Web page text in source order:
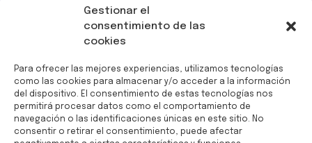
Gestionar el
consentimiento de las
cookies
Para ofrecer las mejores experiencias, utilizamos tecnologías
como las cookies para almacenar y/o acceder a la información
del dispositivo. El consentimiento de estas tecnologías nos
permitirá procesar datos como el comportamiento de
navegación o las identificaciones únicas en este sitio. No
consentir o retirar el consentimiento, puede afectar
+34 946 801 934
Financiado por la Unión
Europea -
NextGenerationEU: